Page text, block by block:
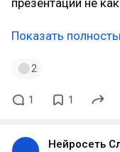
презентации не
Показать
2
1 1
Нейросеть